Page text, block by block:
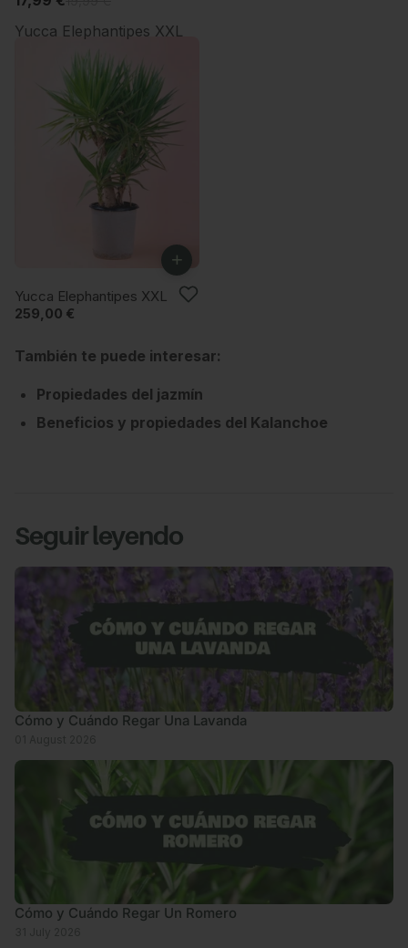
Yucca Elephantipes XXL
+
Yucca Elephantipes XXL
259,00 €
También te puede interesar:
Propiedades del jazmín
Beneficios y propiedades del Kalanchoe
Seguir leyendo
Cómo y Cuándo Regar Una Lavanda
Cómo y Cuándo Regar Un Romero